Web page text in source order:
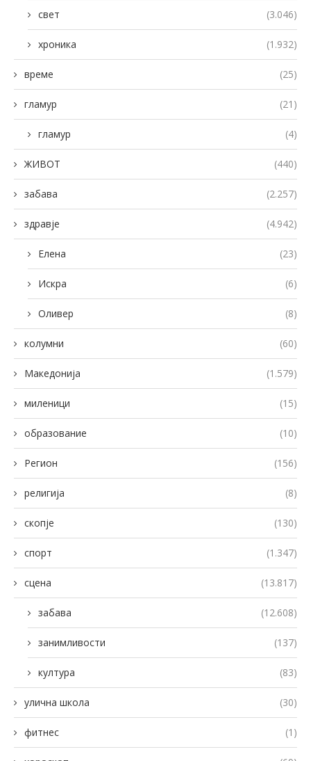
свет (3.046)
хроника (1.932)
време (25)
гламур (21)
гламур (4)
ЖИВОТ (440)
забава (2.257)
здравје (4.942)
Елена (23)
Искра (6)
Оливер (8)
колумни (60)
Македонија (1.579)
миленици (15)
образование (10)
Регион (156)
религија (8)
скопје (130)
спорт (1.347)
сцена (13.817)
забава (12.608)
занимливости (137)
култура (83)
улична школа (30)
фитнес (1)